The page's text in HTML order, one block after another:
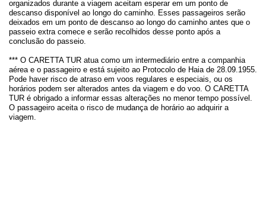
organizados durante a viagem aceitam esperar em um ponto de
descanso disponível ao longo do caminho. Esses passageiros serão
deixados em um ponto de descanso ao longo do caminho antes que o
passeio extra comece e serão recolhidos desse ponto após a
conclusão do passeio.
*** O CARETTA TUR atua como um intermediário entre a companhia
aérea e o passageiro e está sujeito ao Protocolo de Haia de 28.09.1955.
Pode haver risco de atraso em voos regulares e especiais, ou os
horários podem ser alterados antes da viagem e do voo. O CARETTA
TUR é obrigado a informar essas alterações no menor tempo possível.
O passageiro aceita o risco de mudança de horário ao adquirir a
viagem.